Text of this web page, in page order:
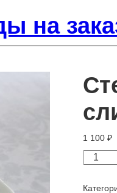
на
1 100 ₽
Стейк